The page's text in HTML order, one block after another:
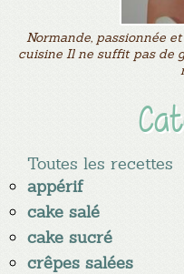
Normande, passionnée
cuisine Il ne suffit pas de
Toutes les recettes
appérif
cake salé
cake sucré
crêpes salées